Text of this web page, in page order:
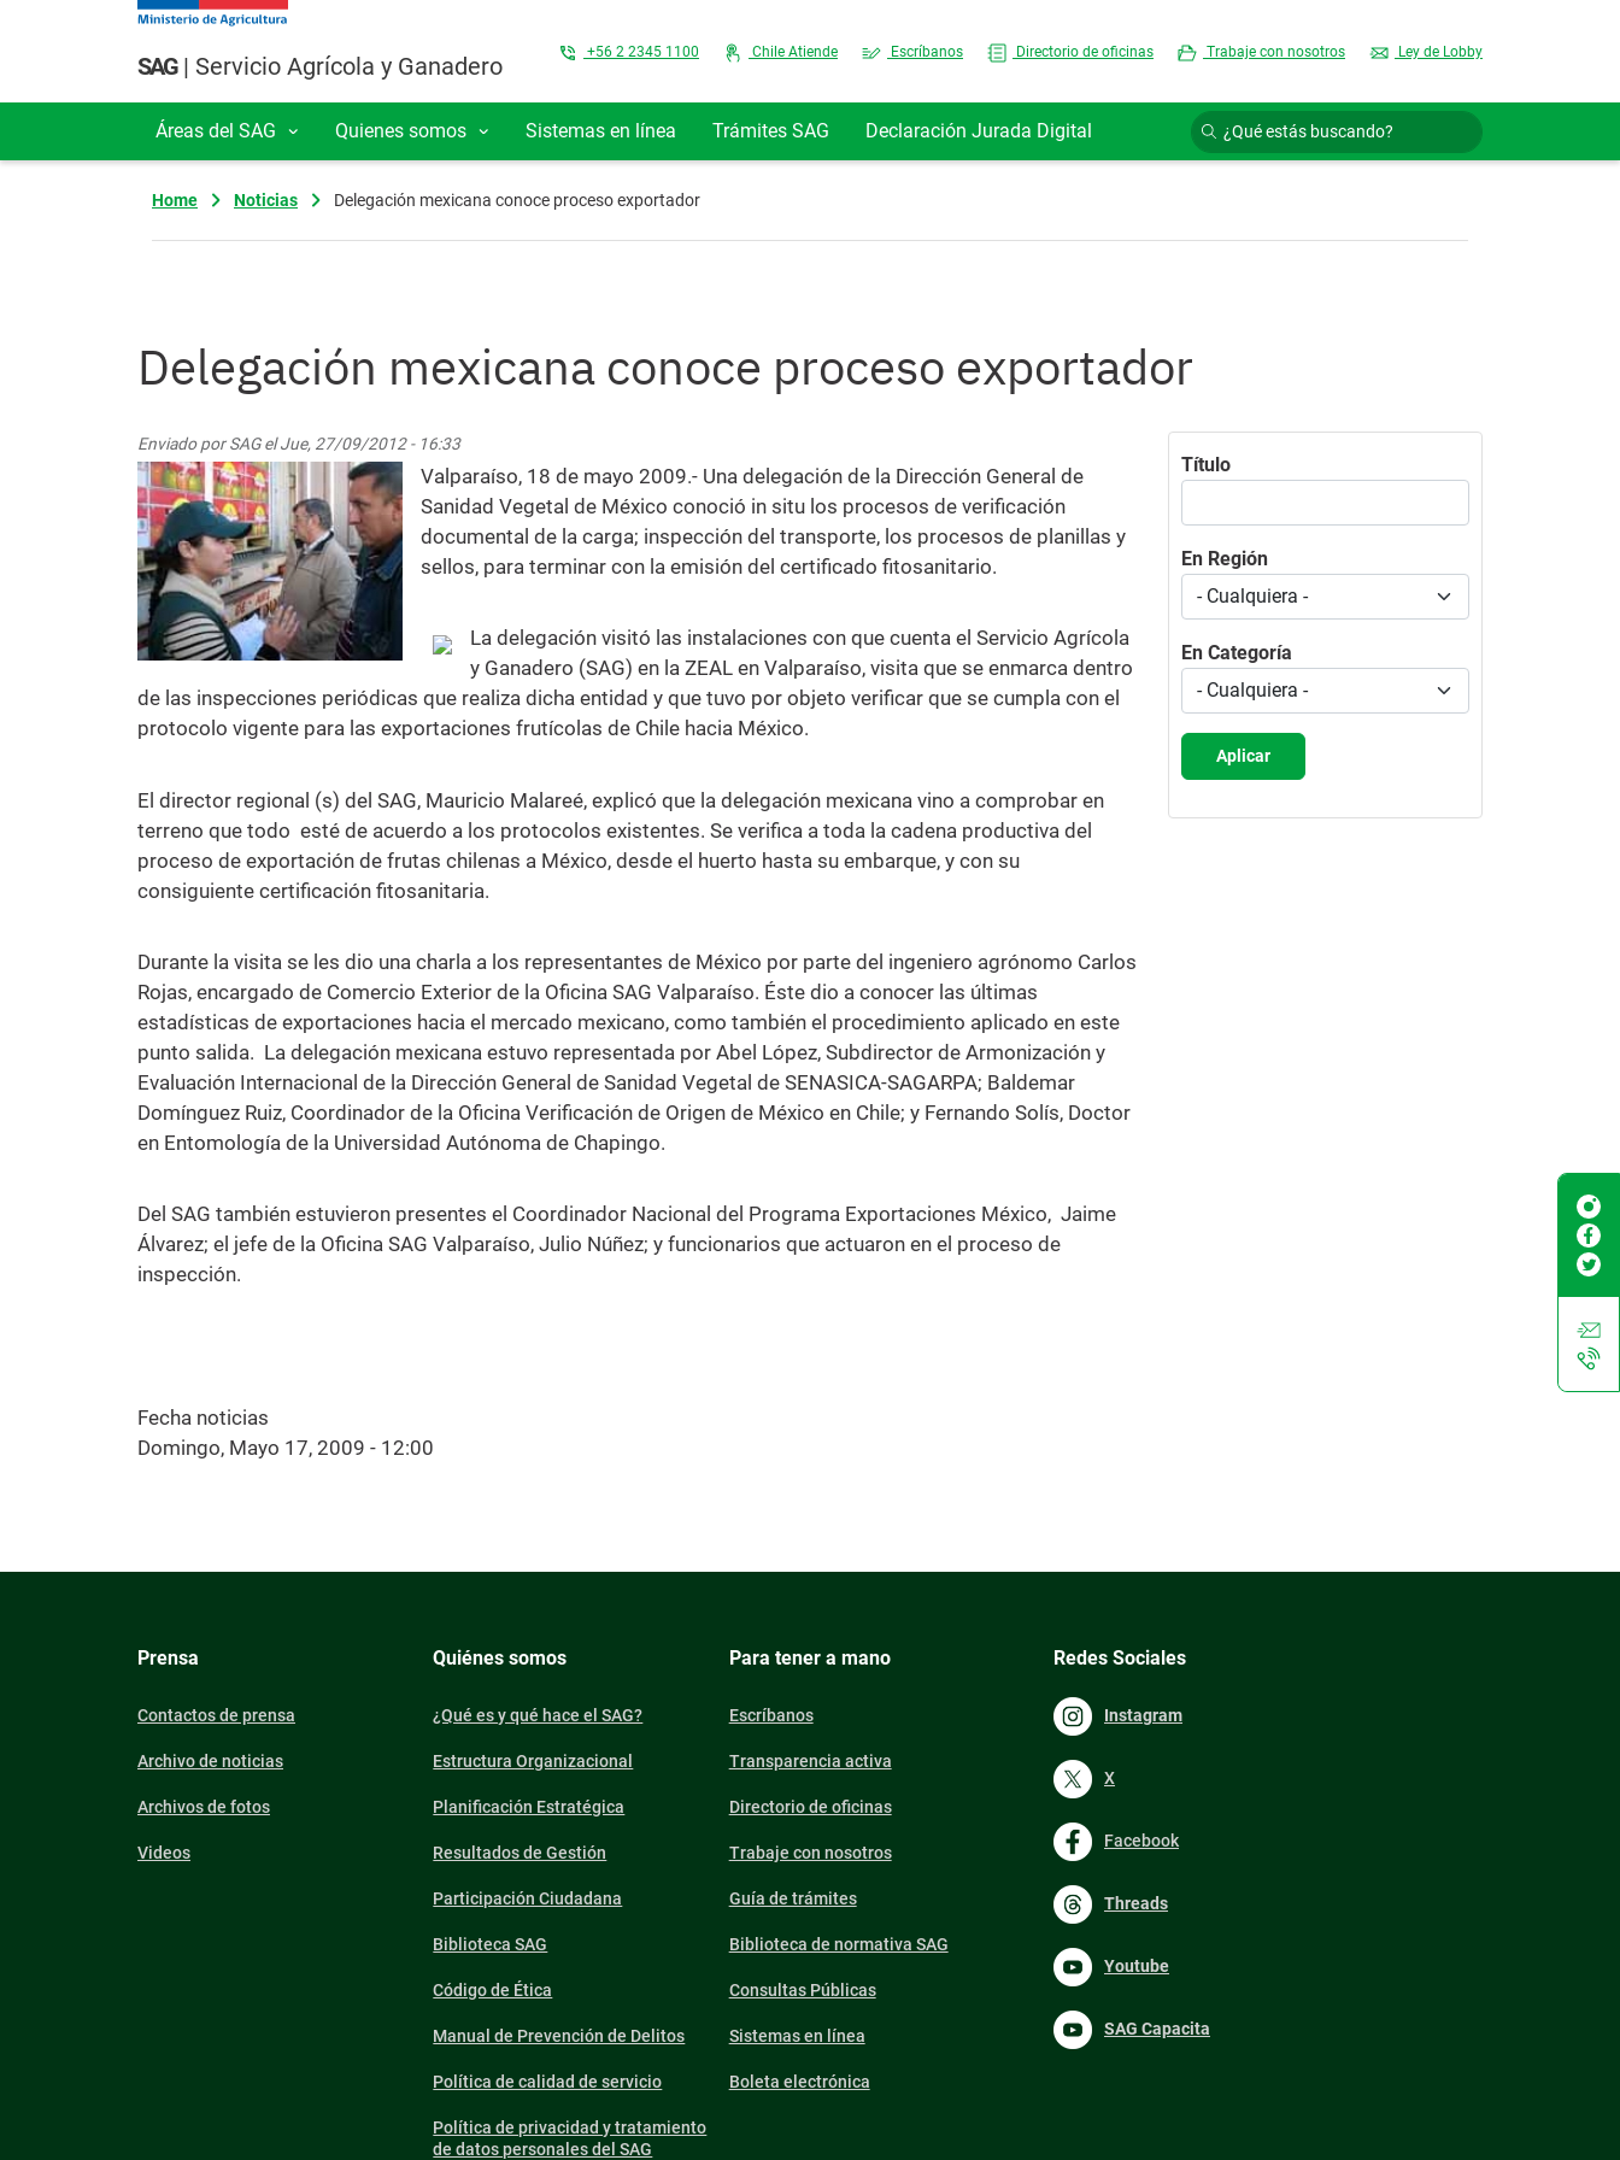
Pasar al contenido principal
SAG| Servicio Agrícola y Ganadero Top Menu
+56 2 2345 1100 Chile Atiende Escríbanos Directorio de oficinas Trabaje con nosotros Ley de Lobby
Navegación principal
Áreas del SAG Quienes somos Sistemas en línea Trámites SAG Declaración Jurada Digital
Home Noticias Delegación mexicana conoce proceso exportador
Delegación mexicana conoce proceso exportador
Enviado porSAGelJue, 27/09/2012 - 16:33
Valparaíso, 18 de mayo 2009.- Una delegación de la Dirección General de
Sanidad Vegetal de México conoció in situ los procesos de verificación
documental de la carga; inspección del transporte, los procesos de planillas y
sellos, para terminar con la emisión del certificado fitosanitario.
La delegación visitó las instalaciones con que cuenta el Servicio Agrícola
y Ganadero (SAG) en la ZEAL en Valparaíso, visita que se enmarca dentro
de las inspecciones periódicas que realiza dicha entidad y que tuvo por objeto verificar que se cumpla con el
protocolo vigente para las exportaciones frutícolas de Chile hacia México.
El director regional (s) del SAG, Mauricio Malareé, explicó que la delegación mexicana vino a comprobar en
terreno que todo esté de acuerdo a los protocolos existentes. Se verifica a toda la cadena productiva del
proceso de exportación de frutas chilenas a México, desde el huerto hasta su embarque, y con su
consiguiente certificación fitosanitaria.
Durante la visita se les dio una charla a los representantes de México por parte del ingeniero agrónomo Carlos
Rojas, encargado de Comercio Exterior de la Oficina SAG Valparaíso. Éste dio a conocer las últimas
estadísticas de exportaciones hacia el mercado mexicano, como también el procedimiento aplicado en este
punto salida. La delegación mexicana estuvo representada por Abel López, Subdirector de Armonización y
Evaluación Internacional de la Dirección General de Sanidad Vegetal de SENASICA-SAGARPA; Baldemar
Domínguez Ruiz, Coordinador de la Oficina Verificación de Origen de México en Chile; y Fernando Solís, Doctor
en Entomología de la Universidad Autónoma de Chapingo.
Del SAG también estuvieron presentes el Coordinador Nacional del Programa Exportaciones México, Jaime
Álvarez; el jefe de la Oficina SAG Valparaíso, Julio Núñez; y funcionarios que actuaron en el proceso de
inspección.
Fecha noticias
Domingo, Mayo 17, 2009 - 12:00
Título
En Región
En Categoría
Aplicar
Prensa
Contactos de prensa
Archivo de noticias
Archivos de fotos
Videos
Quiénes somos
¿Qué es y qué hace el SAG?
Estructura Organizacional
Planificación Estratégica
Resultados de Gestión
Participación Ciudadana
Biblioteca SAG
Código de Ética
Manual de Prevención de Delitos
Política de calidad de servicio
Política de privacidad y tratamiento
de datos personales del SAG
Para tener a mano
Escríbanos
Transparencia activa
Directorio de oficinas
Trabaje con nosotros
Guía de trámites
Biblioteca de normativa SAG
Consultas Públicas
Sistemas en línea
Boleta electrónica
Redes Sociales
Instagram
X
Facebook
Threads
Youtube
SAG Capacita